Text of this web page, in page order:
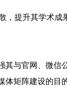
，提升其学术
其与官网、微
矩阵建设的目